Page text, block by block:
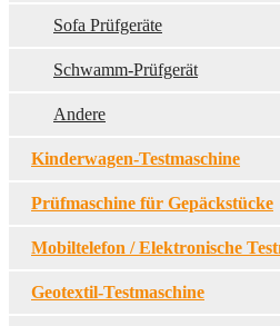
Sofa Prüfgeräte
Schwamm-Prüfgerät
Andere
Kinderwagen-Testmaschine
Prüfmaschine für Gepäckstücke
Mobiltelefon / Elektronische
Geotextil-Testmaschine